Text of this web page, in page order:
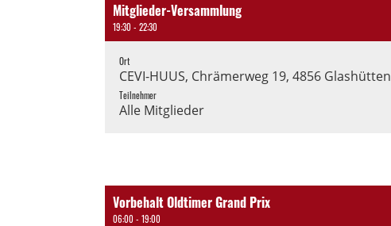
Mitglieder-Versammlung
19:30 - 22:30
Ort
CEVI-HUUS, Chrämerweg 19, 4856 Glashütten
Teilnehmer
Alle Mitglieder
Vorbehalt Oldtimer Grand Prix
06:00 - 19:00